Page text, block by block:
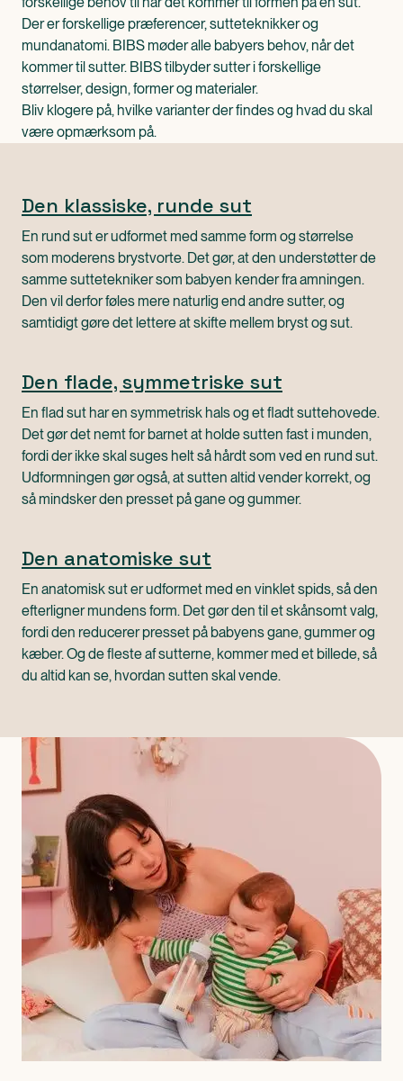
Der er forskellige præferencer, sutteteknikker og
mundanatomi. BIBS møder alle babyers behov, når det
kommer til sutter. BIBS tilbyder sutter i forskellige
størrelser, design, former og materialer.
Bliv klogere på, hvilke varianter der findes og hvad du skal
være opmærksom på.
Den klassiske, runde sut
En rund sut er udformet med samme form og størrelse
som moderens brystvorte. Det gør, at den understøtter de
samme suttetekniker som babyen kender fra amningen.
Den vil derfor føles mere naturlig end andre sutter, og
samtidigt gøre det lettere at skifte mellem bryst og sut.
Den flade, symmetriske sut
En flad sut har en symmetrisk hals og et fladt suttehovede.
Det gør det nemt for barnet at holde sutten fast i munden,
fordi der ikke skal suges helt så hårdt som ved en rund sut.
Udformningen gør også, at sutten altid vender korrekt, og
så mindsker den presset på gane og gummer.
Den anatomiske sut
En anatomisk sut er udformet med en vinklet spids, så den
efterligner mundens form. Det gør den til et skånsomt valg,
fordi den reducerer presset på babyens gane, gummer og
kæber. Og de fleste af sutterne, kommer med et billede, så
du altid kan se, hvordan sutten skal vende.